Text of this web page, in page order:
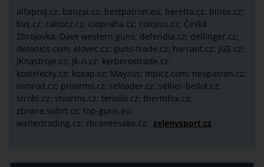
alfaproj.cz; banzai.cz; bestpatron.eu; beretta.cz; binox.cz;
bvs.cz; cairocz.cz; cidpraha.cz; colosus.cz; Česká
Zbrojovka; Dave western guns; defendia.cz; dellinger.cz;
detonics.com; elovec.cz; guns-trade.cz; harrant.cz; JGS.cz;
JKnastroje.cz; jk-n.cz; kerberostrade.cz;
kostelecky.cz; kozap.cz; Mayzus; mpicz.com; neopatron.cz;
nimrod.cz; proarms.cz; reloader.cz; sellier-bellot.cz;
strobl.cz; stvarms.cz; tenolix.cz; thermfox.cz;
zbrane.subrt.cz; top-guns.eu;
waltertrading.cz; zbraneesako.cz; zelenysport.cz